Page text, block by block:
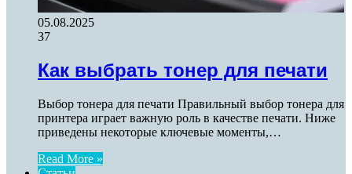
05.08.2025
37
Как выбрать тонер для печати
Выбор тонера для печати Правильный выбор тонера для
принтера играет важную роль в качестве печати. Ниже
приведены некоторые ключевые моменты,…
Read More »